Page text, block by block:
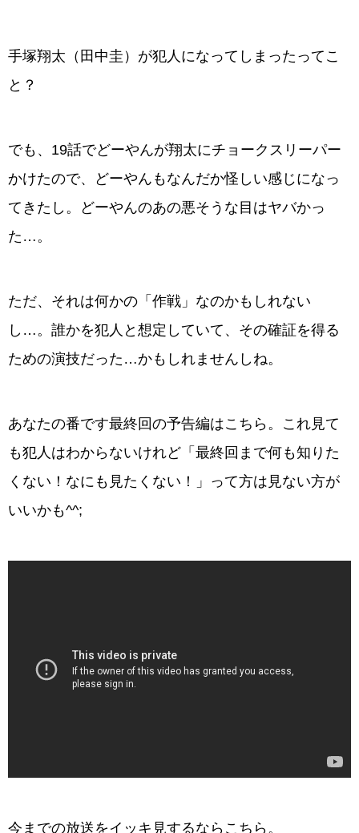
手塚翔太（田中圭）が犯人になってしまったってこ
と？
でも、19話でどーやんが翔太にチョークスリーパー
かけたので、どーやんもなんだか怪しい感じになっ
てきたし。どーやんのあの悪そうな目はヤバかっ
た…。
ただ、それは何かの「作戦」なのかもしれない
し…。誰かを犯人と想定していて、その確証を得る
ための演技だった…かもしれませんしね。
あなたの番です最終回の予告編はこちら。これ見て
も犯人はわからないけれど「最終回まで何も知りた
くない！なにも見たくない！」って方は見ない方が
いいかも^^;
今までの放送をイッキ見するならこちら。